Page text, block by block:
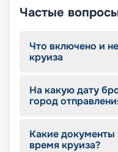
Частые
Что включено и
круиза
На какую дату
город
Какие документы
время круиза?